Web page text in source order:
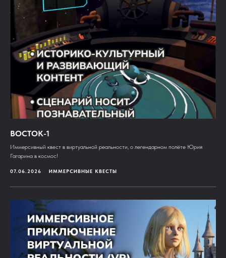
ВОСТОК-1
Иммерсивный квест в виртуальной реальности, о легендарном полёте Юрия
Гагарина в космос!
07.06.2026 ИММЕРСИВНЫЕ КВЕСТЫ